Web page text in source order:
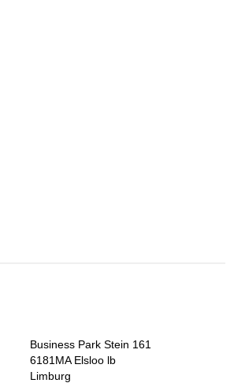
Business Park Stein 161
6181MA Elsloo lb
Limburg